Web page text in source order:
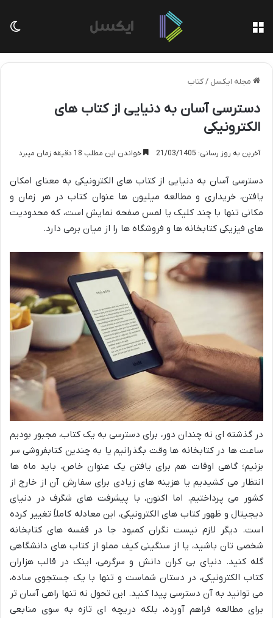
مجله ایکسل /کتاب
دسترسی آسان به دنیایی از کتاب های
الکترونیکی
آخرین به روز رسانی: 21/03/1405 خواندن این مطلب 18 دقیقه زمان میبرد
دسترسی آسان به دنیایی از کتاب های الکترونیکی به معنای امکان
یافتن، خریداری و مطالعه میلیون ها عنوان کتاب در هر زمان و
مکانی تنها با چند کلیک یا لمس صفحه نمایش است، که محدودیت
های فیزیکی کتابخانه ها و فروشگاه ها را از میان برمی دارد.
در گذشته ای نه چندان دور، برای دسترسی به یک کتاب، مجبور بودیم
ساعت ها در کتابخانه ها وقت بگذرانیم یا به چندین کتابفروشی سر
بزنیم؛ گاهی اوقات هم برای یافتن یک عنوان خاص، باید ماه ها
انتظار می کشیدیم یا هزینه های زیادی برای سفارش آن از خارج از
کشور می پرداختیم. اما اکنون، با پیشرفت های شگرف در دنیای
دیجیتال و ظهور کتاب های الکترونیکی، این معادله کاملاً تغییر کرده
است. دیگر لازم نیست نگران کمبود جا در قفسه های کتابخانه
شخصی تان باشید، یا از سنگینی کیف مملو از کتاب های دانشگاهی
گله کنید. دنیای بی کران دانش و سرگرمی، اینک در قالب هزاران
کتاب الکترونیکی، در دستان شماست و تنها با یک جستجوی ساده،
می توانید به آن دسترسی پیدا کنید. این تحول نه تنها راهی آسان تر
برای مطالعه فراهم آورده، بلکه دریچه ای تازه به سوی منابعی